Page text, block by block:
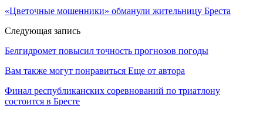
«Цветочные мошенники» обманули жительницу Бреста
Следующая запись
Белгидромет повысил точность прогнозов погоды
Вам также могут понравиться Еще от автора
Финал республиканских соревнований по триатлону
состоится в Бресте